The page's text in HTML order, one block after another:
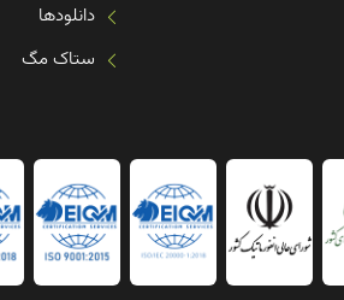
دانلودها
ستاک مگ